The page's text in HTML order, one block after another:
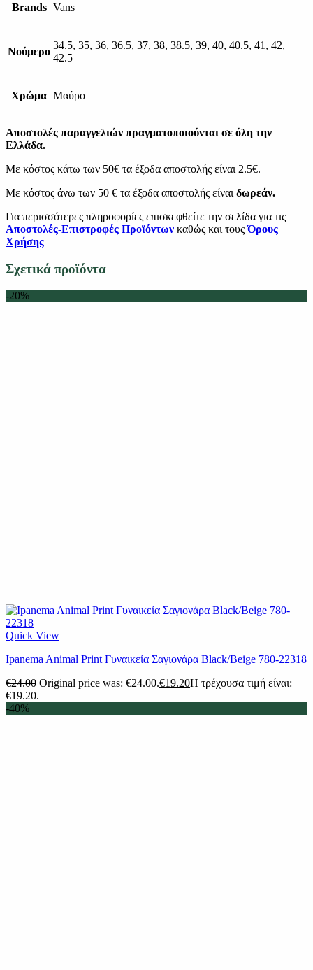
Brands Vans
Νούμερο
34.5, 35, 36, 36.5, 37, 38, 38.5, 39, 40, 40.5, 41, 42,
42.5
Χρώμα Μαύρο
Αποστολές παραγγελιών πραγματοποιούνται σε όλη την
Ελλάδα.
Με κόστος κάτω των 50€ τα έξοδα αποστολής είναι 2.5€.
Με κόστος άνω των 50 € τα έξοδα αποστολής είναι δωρεάν.
Για περισσότερες πληροφορίες επισκεφθείτε την σελίδα για τις
Αποστολές-Επιστροφές Προϊόντων καθώς και τουςΌρους
Χρήσης
Σχετικά προϊόντα
-20%
Quick View
Ipanema Animal Print Γυναικεία Σαγιονάρα Black/Beige 780-22318
€24.00 Original price was: €24.00.€19.20Η τρέχουσα τιμή είναι:
€19.20.
-40%